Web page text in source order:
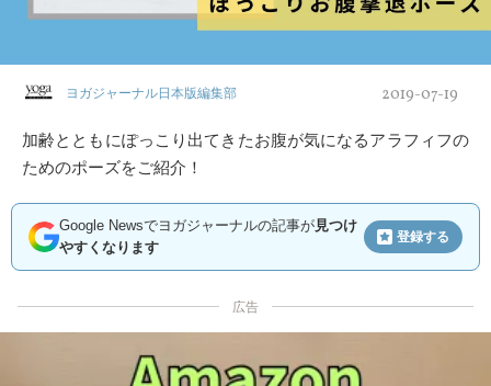
ヨガジャーナル日本版編集部 2019-07-19
加齢とともにぽっこり出てきたお腹が気になるアラフィフの
ためのポーズをご紹介！
Google Newsでヨガジャーナルの記事が見つけ
やすくなります
登録する
広告